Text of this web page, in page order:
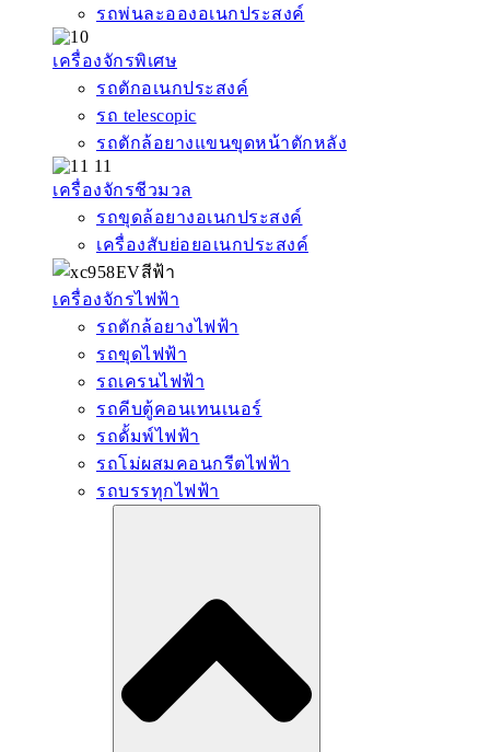
รถพ่นละอองอเนกประสงค์
เครื่องจักรพิเศษ
รถตักอเนกประสงค์
รถ telescopic
รถตักล้อยางแขนขุดหน้าตักหลัง
เครื่องจักรชีวมวล
รถขุดล้อยางอเนกประสงค์
เครื่องสับย่อยอเนกประสงค์
เครื่องจักรไฟฟ้า
รถตักล้อยางไฟฟ้า
รถขุดไฟฟ้า
รถเครนไฟฟ้า
รถคีบตู้คอนเทนเนอร์
รถดั้มพ์ไฟฟ้า
รถโม่ผสมคอนกรีตไฟฟ้า
รถบรรทุกไฟฟ้า